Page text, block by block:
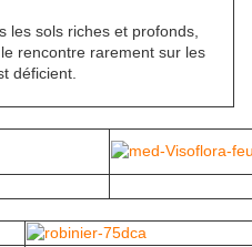
les sols riches et profonds,
rencontre rarement sur les
déficient.